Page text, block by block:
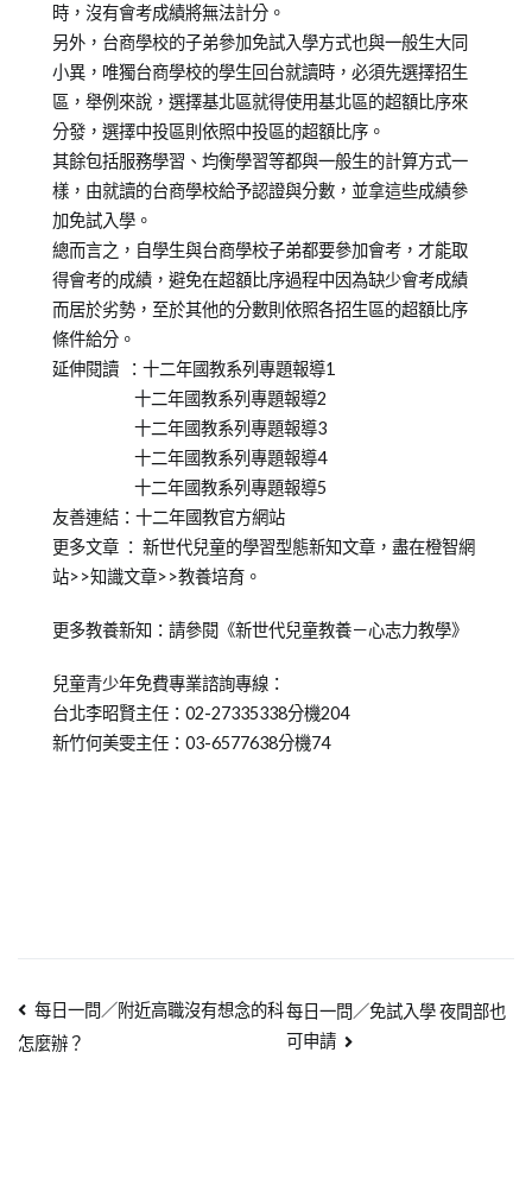
時，沒有會考成績將無法計分。
另外，台商學校的子弟參加免試入學方式也與一般生大同
小異，唯獨台商學校的學生回台就讀時，必須先選擇招生
區，舉例來說，選擇基北區就得使用基北區的超額比序來
分發，選擇中投區則依照中投區的超額比序。
其餘包括服務學習、均衡學習等都與一般生的計算方式一
樣，由就讀的台商學校給予認證與分數，並拿這些成績參
加免試入學。
總而言之，自學生與台商學校子弟都要參加會考，才能取
得會考的成績，避免在超額比序過程中因為缺少會考成績
而居於劣勢，至於其他的分數則依照各招生區的超額比序
條件給分。
延伸閱讀 ：十二年國教系列專題報導1
十二年國教系列專題報導2
十二年國教系列專題報導3
十二年國教系列專題報導4
十二年國教系列專題報導5
友善連結：十二年國教官方網站
更多文章 ： 新世代兒童的學習型態新知文章，盡在橙智網
站>>知識文章>>教養培育。
更多教養新知：請參閱《新世代兒童教養－心志力教學》
兒童青少年免費專業諮詢專線：
台北李昭賢主任：02-27335338分機204
新竹何美雯主任：03-6577638分機74
每日一問／附近高職沒有想念的科
怎麼辦？
每日一問／免試入學 夜間部也
可申請